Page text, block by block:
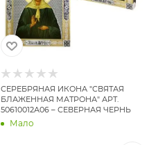
СЕРЕБРЯНАЯ ИКОНА "СВЯТАЯ
БЛАЖЕННАЯ МАТРОНА" АРТ.
50610012А06 – СЕВЕРНАЯ ЧЕРНЬ
Мало